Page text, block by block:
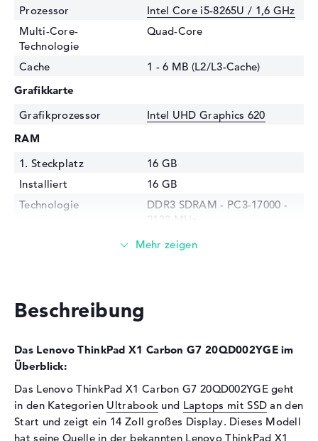
Prozessor
Intel Core i5-8265U / 1,6 GHz
Multi-Core-
Technologie
Quad-Core
Cache
1 - 6 MB (L2/L3-Cache)
Grafikkarte
Grafikprozessor
Intel UHD Graphics 620
RAM
1. Steckplatz
16 GB
Installiert
16 GB
Technologie
DDR3 SDRAM - PC3-17000 -
2133 MHz
Optische Speicher
Display
Display-Typ
14" TFT
Max. Auflösung
1920 x 1080
Auflösungstyp
Full-HD
Beschreibung
Das Lenovo ThinkPad X1 Carbon G7 20QD002YGE im
Überblick:
Das Lenovo ThinkPad X1 Carbon G7 20QD002YGE geht
in den Kategorien Ultrabook und Laptops mit SSD an den
Start und zeigt ein 14 Zoll großes Display. Dieses Modell
hat seine Quelle in der bekannten Lenovo ThinkPad X1